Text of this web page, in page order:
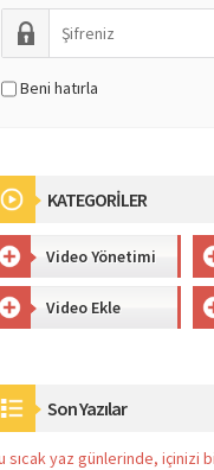
Beni hatırla
KATEGORİLER
Video Yönetimi
Video Ekle
Son Yazılar
sıcak yaz günlerinde, içinizi